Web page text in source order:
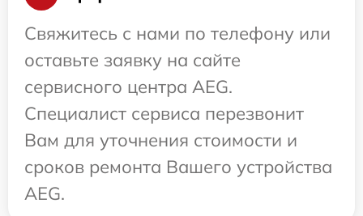
Свяжитесь с нами по телефону или
оставьте заявку на сайте
сервисного центра AEG.
Специалист сервиса перезвонит
Вам для уточнения стоимости и
сроков ремонта Вашего устройства
AEG.